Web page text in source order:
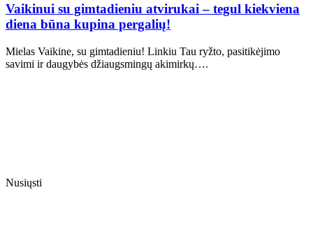
Vaikinui su gimtadieniu atvirukai – tegul kiekviena
diena būna kupina pergalių!
Mielas Vaikine, su gimtadieniu! Linkiu Tau ryžto, pasitikėjimo
savimi ir daugybės džiaugsmingų akimirkų….
Nusiųsti